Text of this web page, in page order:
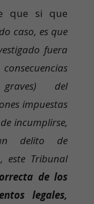
que si que
caso, es que
fuera
del
impuestas
incumplirse,
delito de
este Tribunal
de los
legales,